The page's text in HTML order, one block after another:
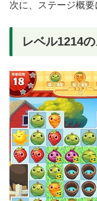
次に、ステージ概要
レベル1214